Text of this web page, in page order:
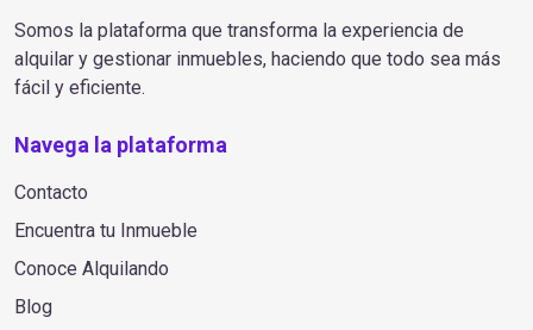
Somos la plataforma que transforma la experiencia de
alquilar y gestionar inmuebles, haciendo que todo sea más
fácil y eficiente.
Navega la plataforma
Contacto
Encuentra tu Inmueble
Conoce Alquilando
Blog